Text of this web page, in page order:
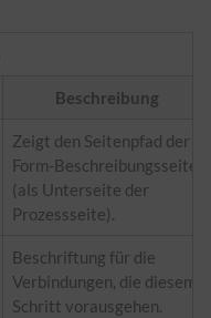
Beschreibung
Zeigt den Seitenpfad der
Form-Beschreibungsseite
(als Unterseite der
Prozessseite).
Beschriftung für die
Verbindungen, die diesem
Schritt vorausgehen.